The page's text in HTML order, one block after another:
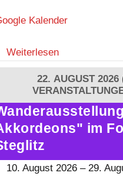
u
S
t
g
i
t
z
Kalender
Weiterlesen
22. AUGUST 2026
im
10. August 2026 – 29.